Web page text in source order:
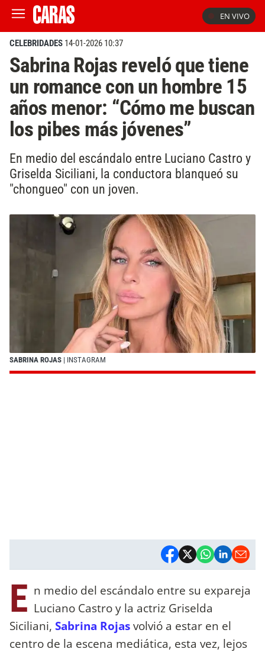
EN VIVO
CELEBRIDADES 14-01-2026 10:37
Sabrina Rojas reveló que tiene
un romance con un hombre 15
años menor: “Cómo me buscan
los pibes más jóvenes”
En medio del escándalo entre Luciano Castro y
Griselda Siciliani, la conductora blanqueó su
"chongueo" con un joven.
SABRINA ROJAS | INSTAGRAM
E n medio del escándalo entre su expareja
Luciano Castro y la actriz Griselda
Siciliani, Sabrina Rojasvolvió a estar en el
centro de la escena mediática, esta vez, lejos